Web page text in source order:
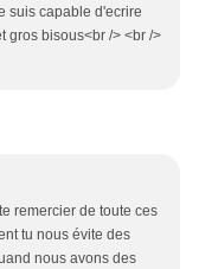
suis capable d'ecrire
gros bisous<br /> <br />
remercier de toute ces
tu nous évite des
nous avons des